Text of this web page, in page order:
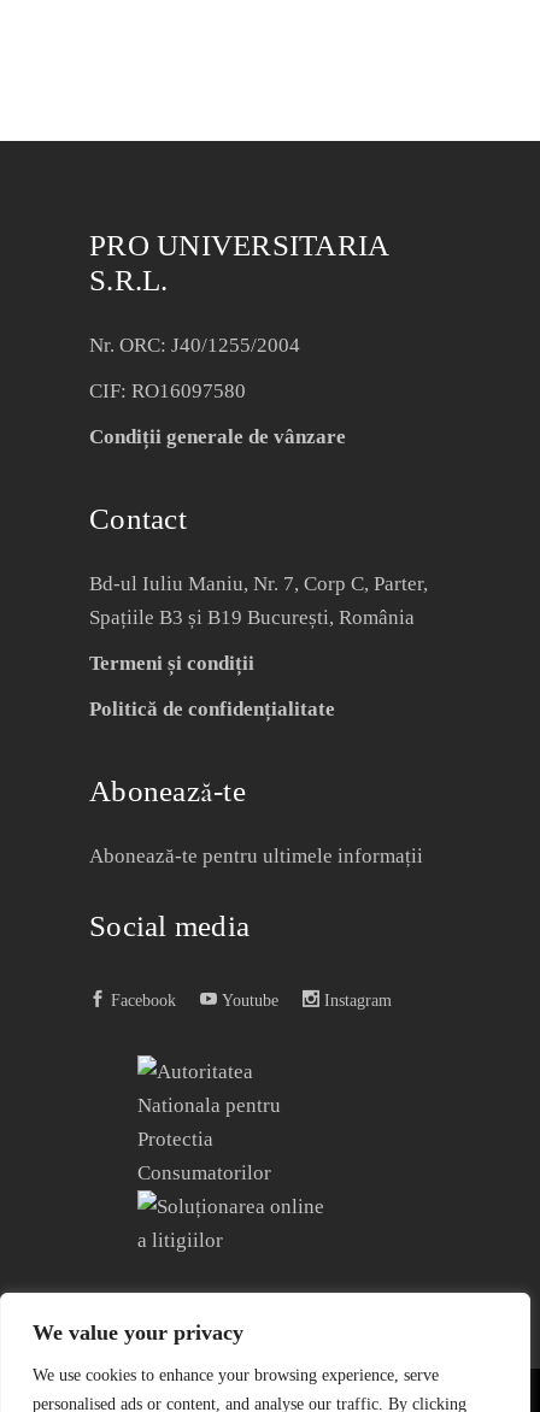
We value your privacy
We use cookies to enhance your browsing experience, serve
personalised ads or content, and analyse our traffic. By clicking
PRO UNIVERSITARIA
S.R.L.
Nr. ORC: J40/1255/2004
CIF: RO16097580
Condiții generale de vânzare
Contact
Bd-ul Iuliu Maniu, Nr. 7, Corp C, Parter,
Spațiile B3 și B19 București, România
Termeni și condiții
Politică de confidențialitate
Abonează-te
Abonează-te pentru ultimele informații
Social media
Facebook Youtube Instagram
COPYRIGHT © 2004 – 2023